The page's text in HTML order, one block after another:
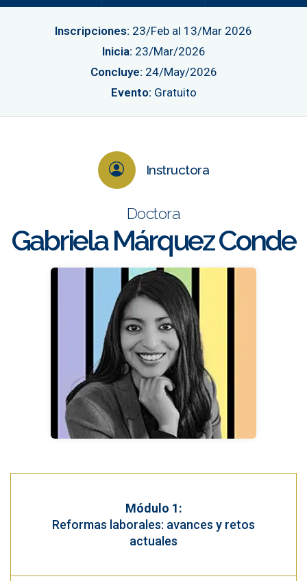
Inscripciones: 23/Feb al 13/Mar 2026
Inicia: 23/Mar/2026
Concluye: 24/May/2026
Evento: Gratuito
Instructora
Doctora
Gabriela Márquez Conde
Módulo 1:
Reformas laborales: avances y retos
actuales